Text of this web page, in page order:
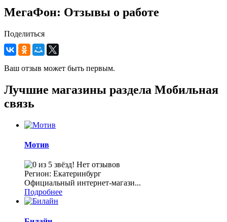
МегаФон: Отзывы о работе
Поделиться
Ваш отзыв может быть первым.
Лучшие магазины раздела Мобильная
связь
Мотив
Нет отзывов
Регион: Екатеринбург
Официальный интернет-магази...
Подробнее